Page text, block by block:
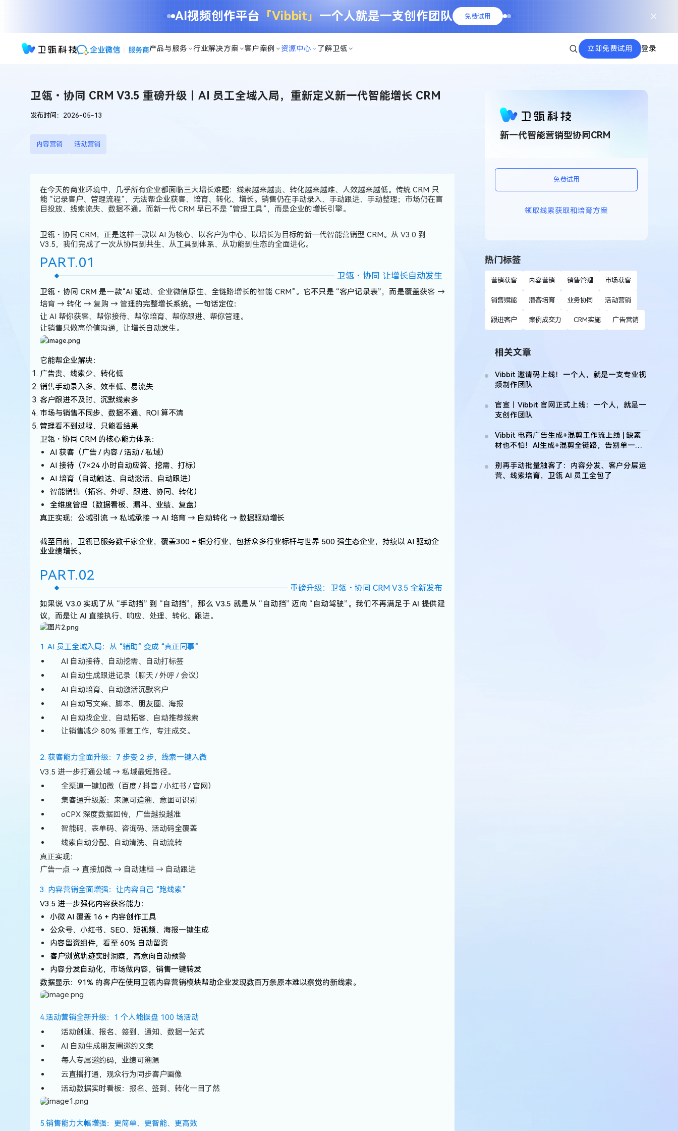
AI视频创作平台 「Vibbit」 一个人就是一支创作团队 免费试用
产品与服务 行业解决方案 客户案例 资源中心 了解卫瓴 立即免费试用 登录
卫瓴・协同 CRM V3.5 重磅升级｜AI 员工全域入局，重新定义新一代智能增长 CRM
发布时间：2026-05-13
内容营销 活动营销
在今天的商业环境中，几乎所有企业都面临三大增长难题： 线索越来越贵、转化越来越难、人效越来越低。 传统 CRM 只
能 “记录客户、管理流程”，无法帮企业获客、培育、转化、增长。 销售仍在手动录入、手动跟进、手动整理；市场仍在盲
目投放、线索流失、数据不通。而新一代 CRM 早已不是 “管理工具”，而是企业的增长引擎。
卫瓴・协同 CRM，正是这样一款以 AI 为核心、以客户为中心、以增长为目标的新一代智能营销型 CRM。从 V3.0 到
V3.5，我们完成了一次从协同到共生、从工具到体系、从功能到生态的全面进化。
PART.01
卫瓴・协同 让增长自动发生
卫瓴・协同 CRM 是一款“AI 驱动、企业微信原生、全链路增长的智能 CRM”。 它不只是 “客户记录表”，而是覆盖获客 →
培育 → 转化 → 复购 → 管理的完整增长系统。一句话定位：
让 AI 帮你获客、帮你接待、帮你培育、帮你跟进、帮你管理。
让销售只做高价值沟通，让增长自动发生。
它能帮企业解决：
广告贵、线索少、转化低
销售手动录入多、效率低、易流失
客户跟进不及时、沉默线索多
市场与销售不同步、数据不通、ROI 算不清
管理看不到过程、只能看结果
卫瓴・协同 CRM 的核心能力体系：
AI 获客 （广告 / 内容 / 活动 / 私域）
AI 接待 （7×24 小时自动应答、挖需、打标）
AI 培育 （自动触达、自动激活、自动跟进）
智能销售 （拓客、外呼、跟进、协同、转化）
全维度管理 （数据看板、漏斗、业绩、复盘）
真正实现： 公域引流 → 私域承接 → AI 培育 → 自动转化 → 数据驱动增长
截至目前，卫瓴已服务数千家企业，覆盖300 + 细分行业，包括众多行业标杆与世界 500 强生态企业，持续以 AI 驱动企
业业绩增长。
PART.02
重磅升级：卫瓴・协同 CRM V3.5 全新发布
如果说 V3.0 实现了从 “手动挡” 到 “自动挡”，那么 V3.5 就是从 “自动挡” 迈向 “自动驾驶”。我们不再满足于 AI 提供建
议，而是让 AI 直接执行、响应、处理、转化、跟进。
1. AI 员工全域入局：从 “辅助” 变成 “真正同事”
AI 自动接待、自动挖需、自动打标签
AI 自动生成跟进记录（聊天 / 外呼 / 会议）
AI 自动培育、自动激活沉默客户
AI 自动写文案、脚本、朋友圈、海报
AI 自动找企业、自动拓客、自动推荐线索
让销售减少 80% 重复工作，专注成交。
2. 获客能力全面升级：7 步变 2 步，线索一键入微
V3.5 进一步打通公域 → 私域最短路径。
全渠道一键加微（百度 / 抖音 / 小红书 / 官网）
集客通升级版：来源可追溯、意图可识别
oCPX 深度数据回传，广告越投越准
智能码、表单码、咨询码、活动码全覆盖
线索自动分配、自动清洗、自动流转
真正实现：
广告一点 → 直接加微 → 自动建档 → 自动跟进
3. 内容营销全面增强：让内容自己 “跑线索”
V3.5 进一步强化内容获客能力：
小微 AI 覆盖 16 + 内容创作工具
公众号、小红书、SEO、短视频、海报一键生成
内容留资组件，看至 60% 自动留资
客户浏览轨迹实时洞察，高意向自动预警
内容分发自动化，市场做内容，销售一键转发
数据显示： 91% 的客户在使用卫瓴内容营销模块帮助企业发现数百万条原本难以察觉的新线索。
4.活动营销全新升级：1 个人能操盘 100 场活动
活动创建、报名、签到、通知、数据一站式
AI 自动生成朋友圈邀约文案
每人专属邀约码，业绩可溯源
云直播打通，观众行为同步客户画像
活动数据实时看板：报名、签到、转化一目了然
5.销售能力大幅增强：更简单、更智能、更高效
新一代智能营销型协同CRM
免费试用
领取线索获取和培育方案
热门标签
营销获客 内容营销 销售管理 市场获客
销售赋能 潜客培育 业务协同 活动营销
跟进客户 案例成交力 CRM实施 广告营销
相关文章
Vibbit 邀请码上线！一个人，就是一支专业视
频制作团队
官宣｜Vibbit 官网正式上线：一个人，就是一
支创作团队
Vibbit 电商广告生成+混剪工作流上线 | 缺素
材也不怕！AI生成+混剪全链路，告别单一线
别再手动批量触客了：内容分发、客户分层运
营、线索培育，卫瓴 AI 员工全包了